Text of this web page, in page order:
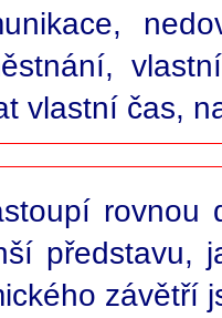
vlastní čas,
rovnou
představu,
závětří